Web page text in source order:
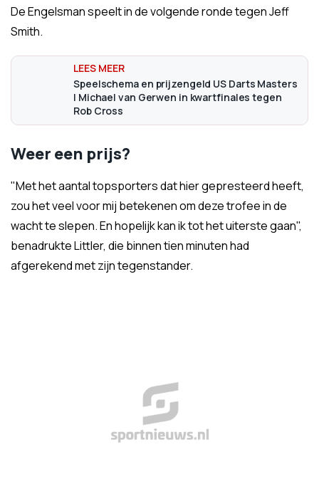
De Engelsman speelt in de volgende ronde tegen Jeff
Smith.
Speelschema en prijzengeld US Darts Masters
| Michael van Gerwen in kwartfinales tegen
Rob Cross
Weer een prijs?
"Met het aantal topsporters dat hier gepresteerd heeft,
zou het veel voor mij betekenen om deze trofee in de
wacht te slepen. En hopelijk kan ik tot het uiterste gaan",
benadrukte Littler, die binnen tien minuten had
afgerekend met zijn tegenstander.